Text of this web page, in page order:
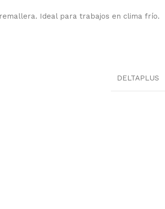
Ideal para trabajos en clima frío.
DELTAPLUS